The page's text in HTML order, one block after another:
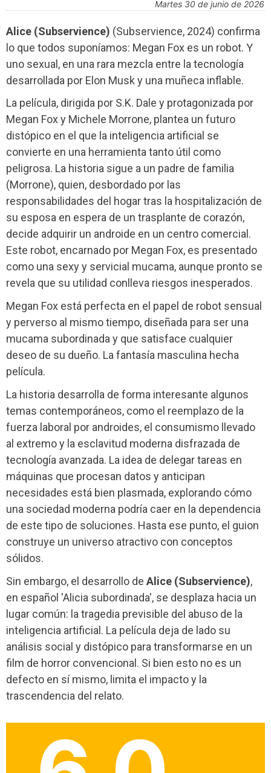
martes 30 de junio de 2026
Alice (Subservience) (Subservience, 2024) confirma
lo que todos suponíamos: Megan Fox es un robot. Y
uno sexual, en una rara mezcla entre la tecnología
desarrollada por Elon Musk y una muñeca inflable.
La película, dirigida por S.K. Dale y protagonizada por
Megan Fox y Michele Morrone, plantea un futuro
distópico en el que la inteligencia artificial se
convierte en una herramienta tanto útil como
peligrosa. La historia sigue a un padre de familia
(Morrone), quien, desbordado por las
responsabilidades del hogar tras la hospitalización de
su esposa en espera de un trasplante de corazón,
decide adquirir un androide en un centro comercial.
Este robot, encarnado por Megan Fox, es presentado
como una sexy y servicial mucama, aunque pronto se
revela que su utilidad conlleva riesgos inesperados.
Megan Fox está perfecta en el papel de robot sensual
y perverso al mismo tiempo, diseñada para ser una
mucama subordinada y que satisface cualquier
deseo de su dueño. La fantasía masculina hecha
película.
La historia desarrolla de forma interesante algunos
temas contemporáneos, como el reemplazo de la
fuerza laboral por androides, el consumismo llevado
al extremo y la esclavitud moderna disfrazada de
tecnología avanzada. La idea de delegar tareas en
máquinas que procesan datos y anticipan
necesidades está bien plasmada, explorando cómo
una sociedad moderna podría caer en la dependencia
de este tipo de soluciones. Hasta ese punto, el guion
construye un universo atractivo con conceptos
sólidos.
Sin embargo, el desarrollo de Alice (Subservience),
en español 'Alicia subordinada', se desplaza hacia un
lugar común: la tragedia previsible del abuso de la
inteligencia artificial. La película deja de lado su
análisis social y distópico para transformarse en un
film de horror convencional. Si bien esto no es un
defecto en sí mismo, limita el impacto y la
trascendencia del relato.